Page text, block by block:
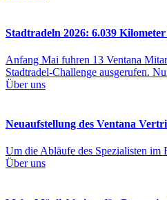
Stadtradeln 2026: 6.039
Anfang Mai fuhren 13 Ventana
Stadtradel-Challenge ausgerufen.
Über uns
Neuaufstellung des Ventana
Um die Abläufe des Spezialisten im
Über uns